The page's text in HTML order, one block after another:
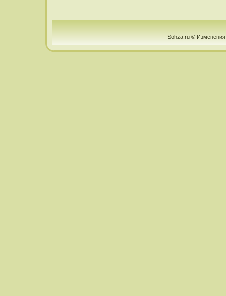
Sohza.ru © Изменения